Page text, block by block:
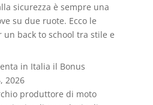
sicurezza è sempre una
su due ruote. Ecco le
un back to school tra stile e
in Italia il Bonus
2026
produttore di moto